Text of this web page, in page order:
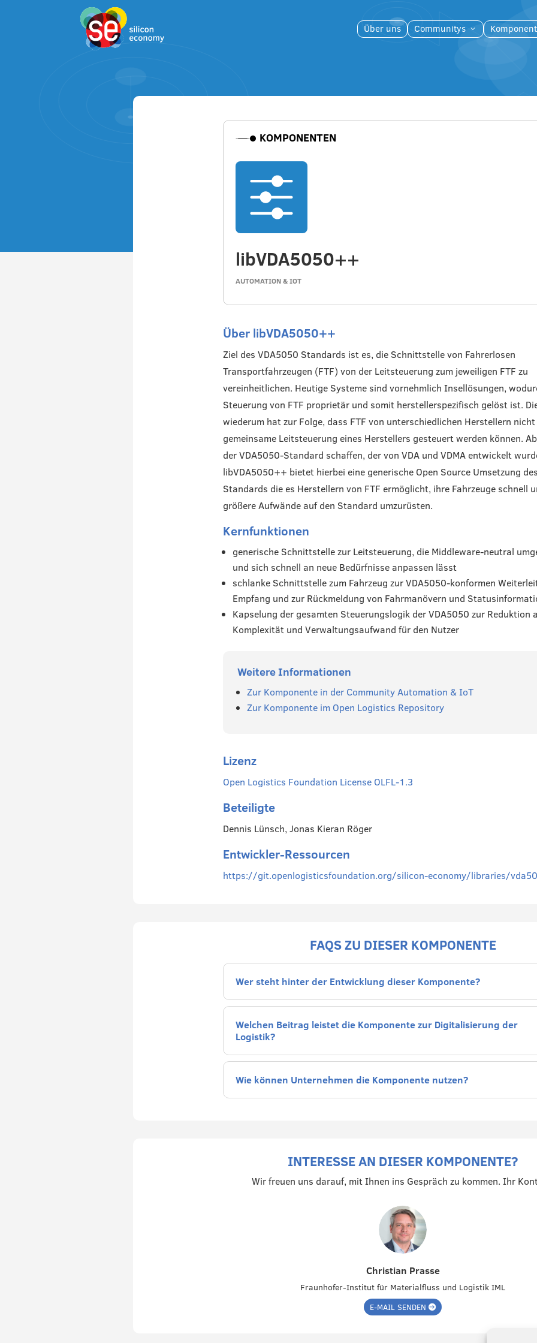
Über uns 3
Communitys
KOMPONENTEN
libVDA5050++
AUTOMATION & IOT
Über libVDA5050++
Ziel des VDA5050 Standards ist es, die Schnittstelle von Fahrerlosen
Transportfahrzeugen (FTF) von der Leitsteuerung zum jeweiligen FTF zu
vereinheitlichen. Heutige Systeme sind vornehmlich Insellösungen,
Steuerung von FTF proprietär und somit herstellerspezifisch gelöst ist.
wiederum hat zur Folge, dass FTF von unterschiedlichen Herstellern
gemeinsame Leitsteuerung eines Herstellers gesteuert werden können.
der VDA5050-Standard schaffen, der von VDA und VDMA entwickelt
libVDA5050++ bietet hierbei eine generische Open Source Umsetzung
Standards die es Herstellern von FTF ermöglicht, ihre Fahrzeuge schnell
größere Aufwände auf den Standard umzurüsten.
Kernfunktionen
generische Schnittstelle zur Leitsteuerung, die Middleware-neutral
und sich schnell an neue Bedürfnisse anpassen lässt
schlanke Schnittstelle zum Fahrzeug zur VDA5050-konformen
Empfang und zur Rückmeldung von Fahrmanövern und
Kapselung der gesamten Steuerungslogik der VDA5050 zur Reduktion
Komplexität und Verwaltungsaufwand für den Nutzer
Weitere Informationen
Zur Komponente in der Community Automation & IoT
Zur Komponente im Open Logistics Repository
Lizenz
Open Logistics Foundation License OLFL-1.3
Beteiligte
Dennis Lünsch, Jonas Kieran Röger
Entwickler-Ressourcen
https://git.openlogisticsfoundation.org/silicon-economy/libraries/
FAQS ZU DIESER KOMPONENTE
Wer steht hinter der Entwicklung dieser Komponente?
Welchen Beitrag leistet die Komponente zur Digitalisierung der
Logistik?
Wie können Unternehmen die Komponente nutzen?
INTERESSE AN DIESER KOMPONENTE?
Wir freuen uns darauf, mit Ihnen ins Gespräch zu kommen. Ihr
Christian Prasse
Fraunhofer-Institut für Materialfluss und Logistik IML
E-MAIL SENDEN